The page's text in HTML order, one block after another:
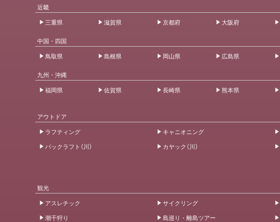
近畿
三重県
滋賀県 京都府 大阪府
中国・四国
鳥取県
島根県 岡山県 広島県
九州・沖縄
福岡県
佐賀県 長崎県 熊本県
アウトドア
ラフティング
キャニオニング
パックラフト（川）
カヤック（川）
観光
アスレチック
サイクリング
潮干狩り
島巡り・離島ツアー